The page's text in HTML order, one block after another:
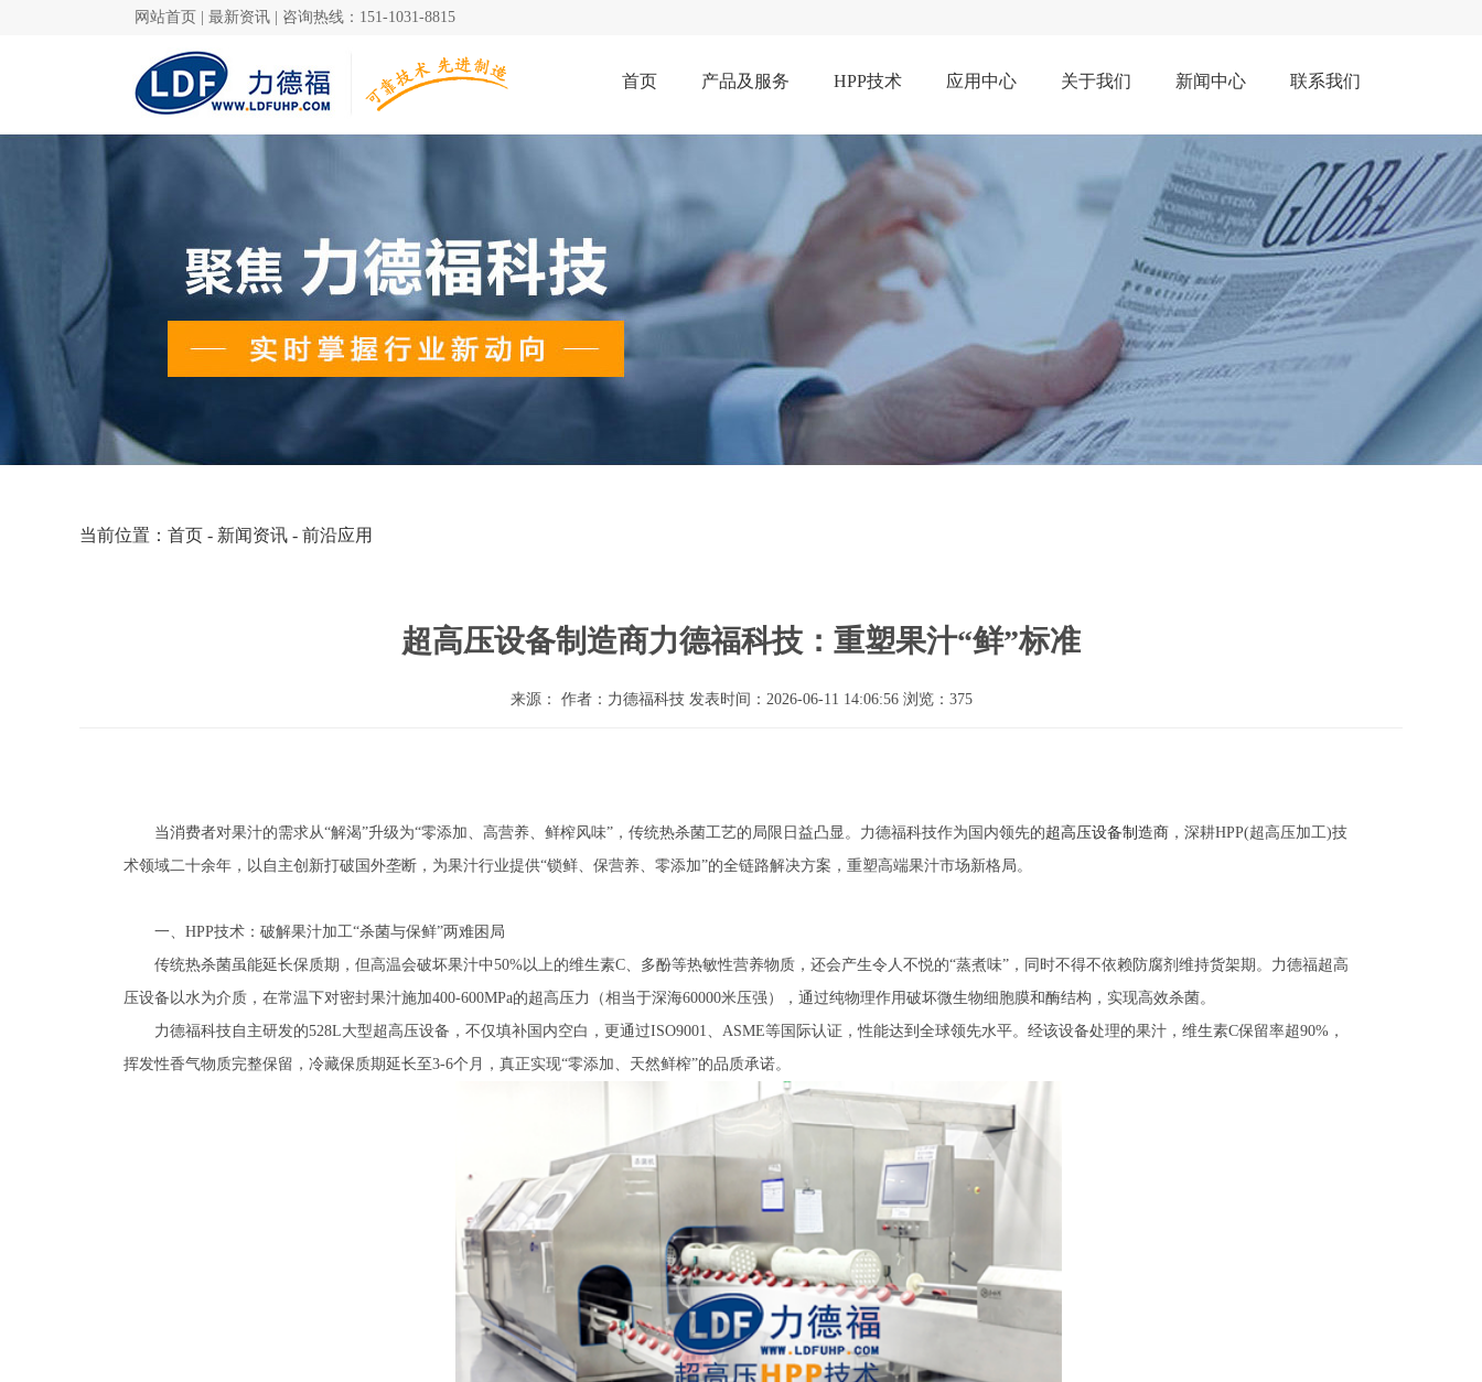
网站首页 最新资讯 咨询热线：151-1031-8815
首页 产品及服务 HPP技术 应用中心 关于我们 新闻中心 联系我们
当前位置： 首页 - 新闻资讯 - 前沿应用
超高压设备制造商力德福科技：重塑果汁“鲜”标准
来源： 作者：力德福科技 发表时间：2026-06-11 14:06:56 浏览：375
当消费者对果汁的需求从“解渴”升级为“零添加、高营养、鲜榨风味”，传统热杀菌工艺的局限日益凸显。力德福科技作为国内领先的超高压设备制造商 ，深耕HPP(超高压加工)技
术领域二十余年，以自主创新打破国外垄断，为果汁行业提供“锁鲜、保营养、零添加”的全链路解决方案，重塑高端果汁市场新格局。
一、HPP技术：破解果汁加工“杀菌与保鲜”两难困局
传统热杀菌虽能延长保质期，但高温会破坏果汁中50%以上的维生素C、多酚等热敏性营养物质，还会产生令人不悦的“蒸煮味”，同时不得不依赖防腐剂维持货架期。力德福超高
压设备以水为介质，在常温下对密封果汁施加400-600MPa的超高压力（相当于深海60000米压强），通过纯物理作用破坏微生物细胞膜和酶结构，实现高效杀菌。
力德福科技自主研发的528L大型超高压设备，不仅填补国内空白，更通过ISO9001、ASME等国际认证，性能达到全球领先水平。经该设备处理的果汁，维生素C保留率超90%，
挥发性香气物质完整保留，冷藏保质期延长至3-6个月，真正实现“零添加、天然鲜榨”的品质承诺。